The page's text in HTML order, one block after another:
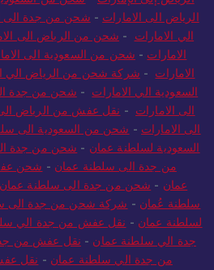
الرياض الى الامارات - شحن من جدة الى
الي الامارات - شحن من الرياض الى
الامارات - شحن من السعودية الى
الامارات - شركة شحن من الرياض الي
السعودية الي الامارات - شحن من جدة
الى الامارات - نقل عفش من الرياض الى
الى الامارات - شحن من السعودية الى
السعودية لسلطنة عمان - شحن من جدة
من جدة الى سلطنة عمان - شحن
عمان - شحن من جدة الى سلطنة عمان
سلطنة عُمان - شركة شحن من جدة الى
لسلطنة عمان - نقل عفش من جدة الي
جدة الي سلطنة عمان - نقل عفش من
من جدة الي سلطنة عمان - نقل